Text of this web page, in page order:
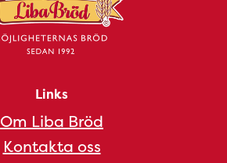
Links
Om Liba Bröd
Kontakta oss